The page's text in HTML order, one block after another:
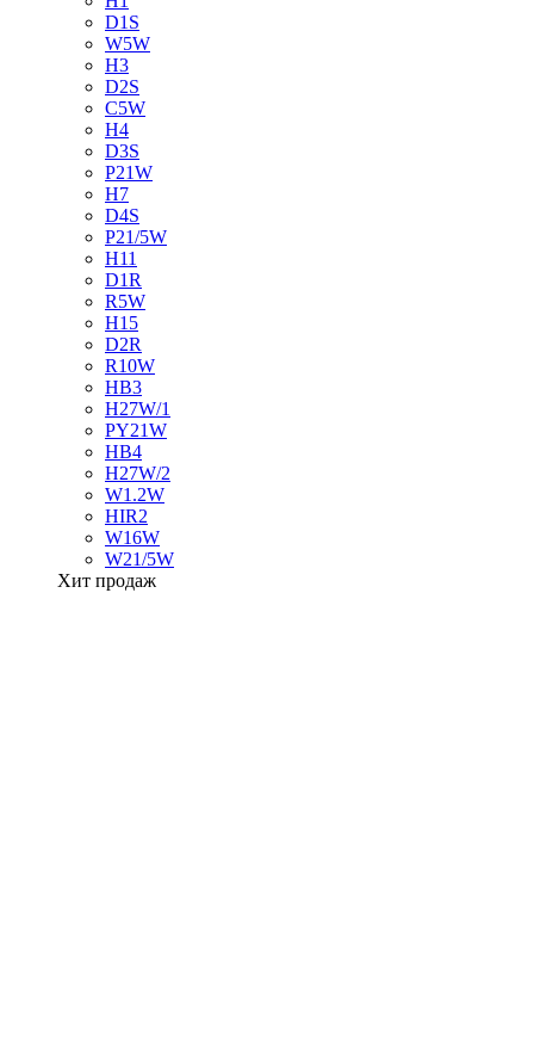
D1S
W5W
H3
D2S
C5W
H4
D3S
P21W
H7
D4S
P21/5W
H11
D1R
R5W
H15
D2R
R10W
HB3
H27W/1
PY21W
HB4
H27W/2
W1.2W
HIR2
W16W
W21/5W
Хит продаж